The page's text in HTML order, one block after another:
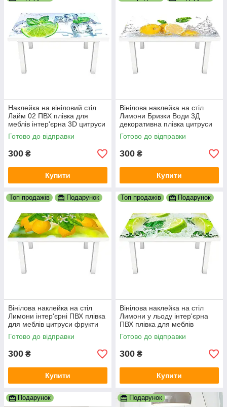
Наклейка на вініловий стіл
Лайм 02 ПВХ плівка для
меблів інтер'єрна 3D цитруси
лід м'ята зелений 600х1200
мм
Готово до відправки
300 ₴
Купити
Вінілова наклейка на стіл
Лимони Бризки Води 3Д
декоративна плівка цитруси
Фрукти Жовтий 600х1200 мм
Готово до відправки
300 ₴
Купити
Топ продажів Подарунок
Вінілова наклейка на стіл
Лимони інтер'єрні ПВХ плівка
для меблів цитруси фрукти
Жовтий 600х1200 мм
Готово до відправки
300 ₴
Купити
Топ продажів Подарунок
Вінілова наклейка на стіл
Лимони у льоду інтер'єрна
ПВХ плівка для меблів
цитруси м'ята Жовтий
600х1200 мм
Готово до відправки
300 ₴
Купити
Подарунок Подарунок